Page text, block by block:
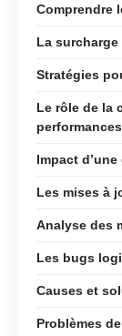
Comprendre
La
Stratégies
Le rôle de la
Impact
Les mises à
Analyse des
Les bugs
Causes et
Problèmes